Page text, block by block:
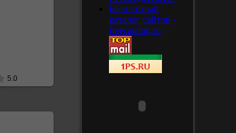
5.0
Бесплатный
каталог сайтов -
freecatalog.ru